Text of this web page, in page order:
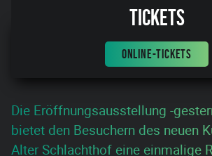
Tickets
ONLINE-TICKETS
Die Eröffnungsausstellung -
bietet den Besuchern des neuen
Alter Schlachthof eine einmalige